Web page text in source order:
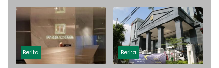
Berita Berita